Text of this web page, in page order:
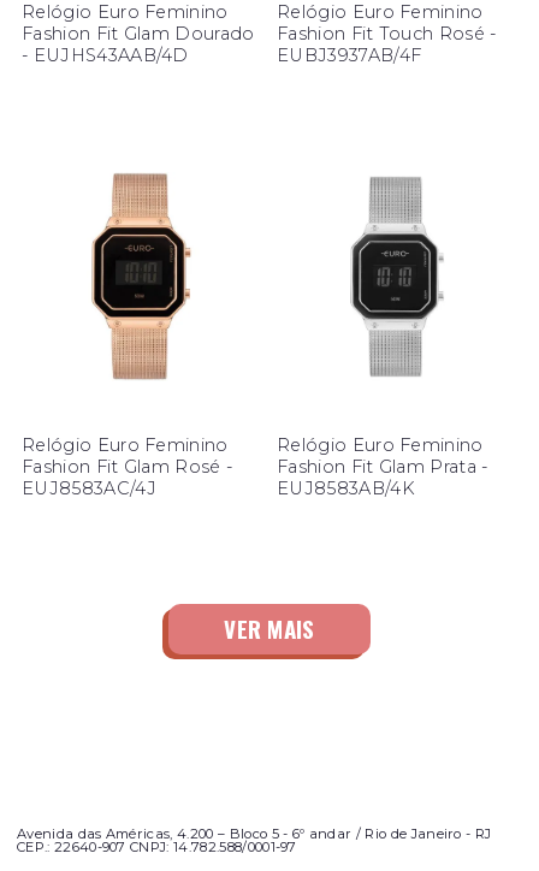
Relógio Euro Feminino
Fashion Fit Glam Dourado
- EUJHS43AAB/4D
Relógio Euro Feminino
Fashion Fit Touch Rosé -
EUBJ3937AB/4F
Relógio Euro Feminino
Fashion Fit Glam Rosé -
EUJ8583AC/4J
Relógio Euro Feminino
Fashion Fit Glam Prata -
EUJ8583AB/4K
Avenida das Américas, 4.200 – Bloco 5 - 6º andar / Rio de Janeiro - RJ
CEP.: 22640-907 CNPJ: 14.782.588/0001-97